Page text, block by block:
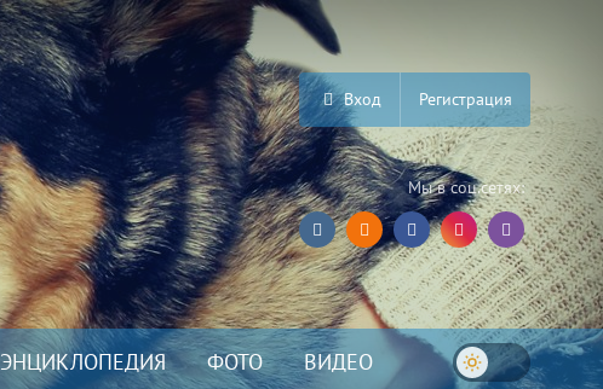
Вход Регистрация
Мы в соц.сетях:
ЭНЦИКЛОПЕДИЯ ФОТО ВИДЕО